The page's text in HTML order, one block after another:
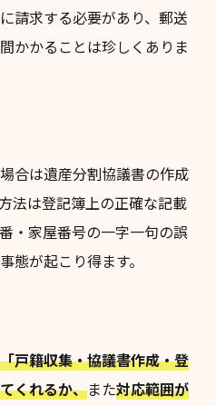
請求する必要があり、郵送
かかることは珍しくありま
合は遺産分割協議書の作成
法は登記簿上の正確な記載
・家屋番号の一字一句の誤
態が起こり得ます。
「戸籍収集・協議書作成・登
くれるか、また対応範囲が